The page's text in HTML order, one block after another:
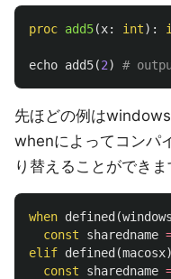
proc add5(x: int):
echo add5(2) #
先ほどの例は
whenによってコンパ
り替えることができま
when defined (windows
const
sharedname
elif defined (macosx
const
sharedname